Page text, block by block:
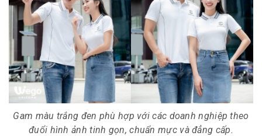
Gam màu trắng đen phù hợp với các doanh nghiệp theo
đuổi hình ảnh tinh gọn, chuẩn mực và đẳng cấp.